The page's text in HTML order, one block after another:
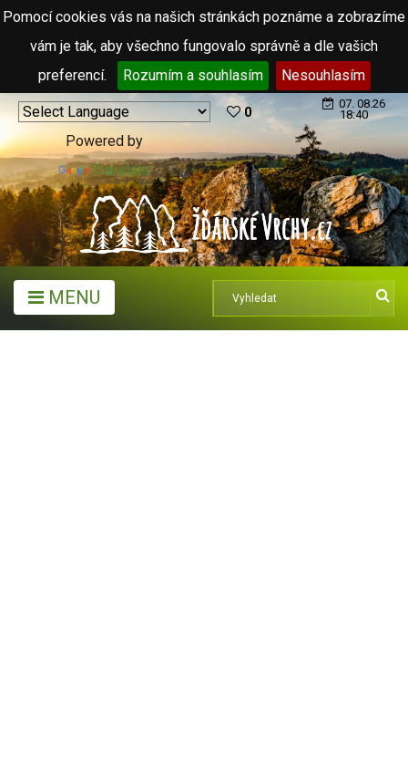
Pomocí cookies vás na našich stránkách poznáme a zobrazíme
vám je tak, aby všechno fungovalo správně a dle vašich
preferencí.
Rozumím a souhlasím Nesouhlasím
Powered by
Translate
0
07. 08.26
18:40
MENU